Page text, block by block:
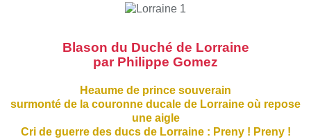
Blason du Duché de Lorraine
par Philippe Gomez
Heaume de prince souverain
surmonté de la couronne ducale de Lorraine où repose
une aigle
Cri de guerre des ducs de Lorraine : Preny ! Preny !